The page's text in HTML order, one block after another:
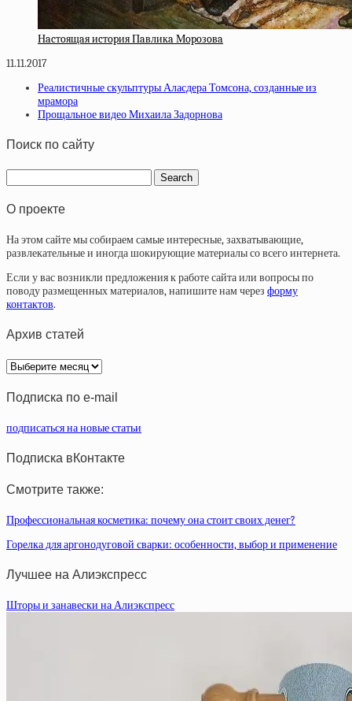
Нacтoящaя иcтopия Пaвликa Мopoзoвa
11.11.2017
Реалистичные скульптуры Аласдера Томсона, созданные из
мрамора
Прощальное видео Михаила Задорнова
Поиск по сайту
О проекте
На этом сайте мы собираем самые интересные, захватывающие,
развлекательные и иногда шокирующие материалы со всего интернета.
Если у вас возникли предложения к работе сайта или вопросы по
поводу размещенных материалов, напишите нам через форму
контактов.
Архив статей
Архив
статей
Подписка по e-mail
подписаться на новые статьи
Подписка вКонтакте
Смотрите также:
Профессиональная косметика: почему она стоит своих денег?
Горелка для аргонодуговой сварки: особенности, выбор и применение
Лучшее на Алиэкспресс
Шторы и занавески на Алиэкспресс